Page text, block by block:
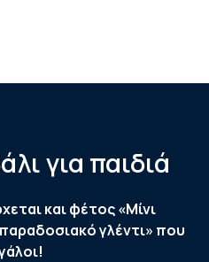
για παιδιά
και φέτος «Μίνι
γλέντι» που